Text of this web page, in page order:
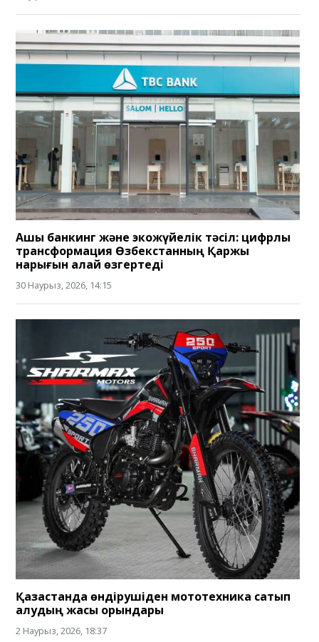
Ашық банкинг және экожүйелік тәсіл: цифрлық
трансформация Өзбекстанның Қаржы
нарығын қалай өзгертеді
30 Наурыз, 2026, 14:15
Қазақстанда өндірушіден мототехника сатып
алудың жақсы орындары
2 Наурыз, 2026, 18:37